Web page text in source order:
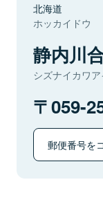
北海道
ホッカイドウ
静内川
シズナイカワア
059-
郵便番号を